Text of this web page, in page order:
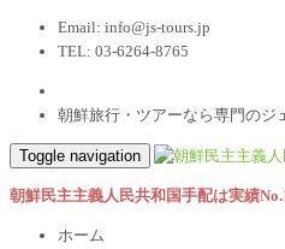
Email: info@js-tours.jp
TEL: 03-6264-8765
朝鮮旅行・ツアーなら専門のジ
Toggle navigation
朝鮮民主主義人民共和国手配は実績
ホーム